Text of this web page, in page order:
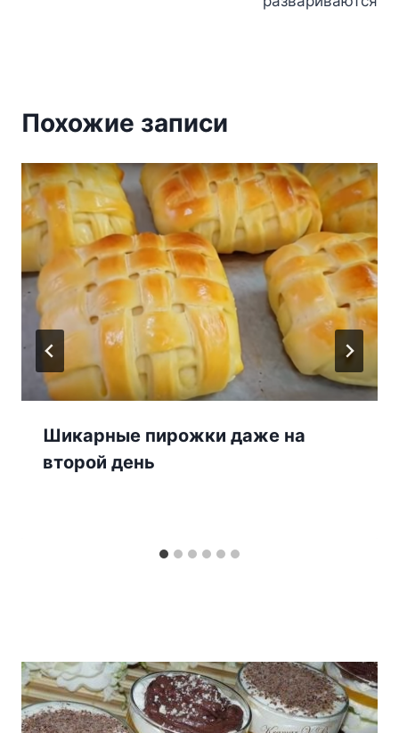
Похожие записи
Шикарные пирожки даже на
второй день